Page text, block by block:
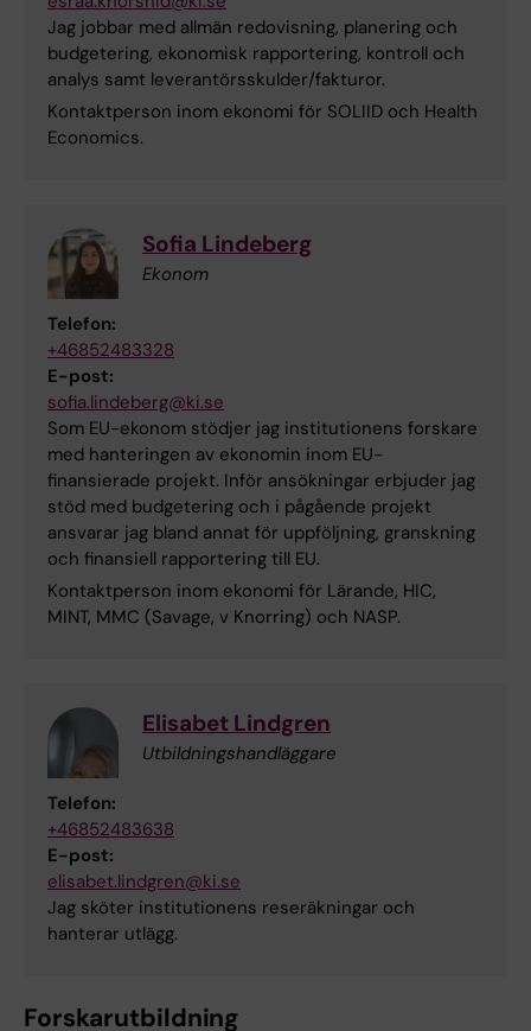
Jag jobbar med allmän redovisning, planering och
budgetering, ekonomisk rapportering, kontroll och
analys samt leverantörsskulder/fakturor.
Kontaktperson inom ekonomi för SOLIID och Health
Economics.
Sofia Lindeberg
Ekonom
Telefon:
+46852483328
E-post:
sofia.lindeberg@ki.se
Som EU-ekonom stödjer jag institutionens forskare
med hanteringen av ekonomin inom EU-
finansierade projekt. Inför ansökningar erbjuder jag
stöd med budgetering och i pågående projekt
ansvarar jag bland annat för uppföljning, granskning
och finansiell rapportering till EU.
Kontaktperson inom ekonomi för Lärande, HIC,
MINT, MMC (Savage, v Knorring) och NASP.
Elisabet Lindgren
Utbildningshandläggare
Telefon:
+46852483638
E-post:
elisabet.lindgren@ki.se
Jag sköter institutionens reseräkningar och
hanterar utlägg.
Forskarutbildning